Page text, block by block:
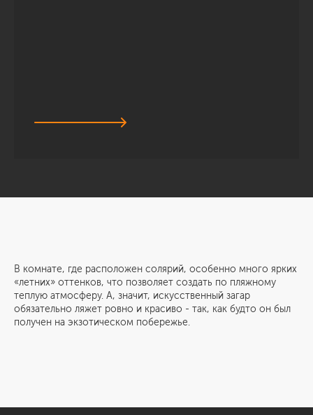
В комнате, где расположен солярий, особенно много ярких
«летних» оттенков, что позволяет создать по пляжному
теплую атмосферу. А, значит, искусственный загар
обязательно ляжет ровно и красиво - так, как будто он был
получен на экзотическом побережье.